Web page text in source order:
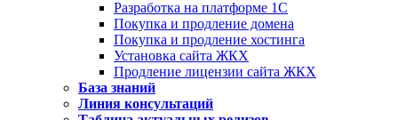
Разработка на платформе 1С
Покупка и продление домена
Покупка и продление хостинга
Установка сайта ЖКХ
Продление лицензии сайта ЖКХ
База знаний
Линия консультаций